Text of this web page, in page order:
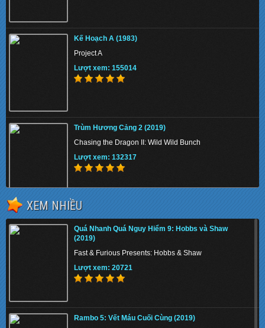
Kế Hoạch A (1983)
Project A
Lượt xem: 155014
Trùm Hương Cảng 2 (2019)
Chasing the Dragon II: Wild Wild Bunch
Lượt xem: 132317
Quá Nhanh Quá Nguy Hiểm 9: Hobbs và Shaw
(2019)
Fast & Furious Presents: Hobbs & Shaw
Lượt xem: 20721
Phi Vụ Nữ Quyền (2019)
Miss & Mrs. Cops
XEM NHIỀU
Quá Nhanh Quá Nguy Hiểm 9: Hobbs và Shaw
(2019)
Fast & Furious Presents: Hobbs & Shaw
Lượt xem: 20721
Rambo 5: Vết Máu Cuối Cùng (2019)